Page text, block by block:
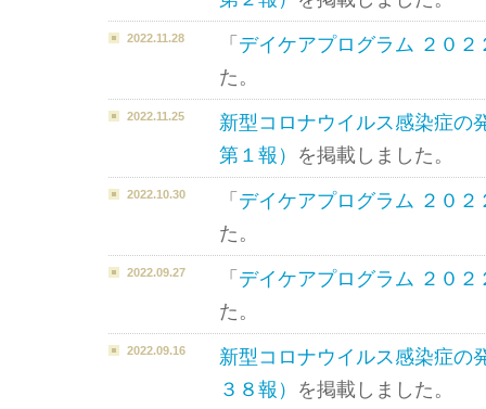
2022.11.28 「 デイケアプログラム ２０２
た。
2022.11.25
新型コロナウイルス感染症
第１報） を掲載しました。
2022.10.30 「 デイケアプログラム ２０２
た。
2022.09.27 「 デイケアプログラム ２０２
た。
2022.09.16
新型コロナウイルス感染症
３８報） を掲載しました。